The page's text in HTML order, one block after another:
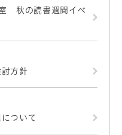
秋の読書週間イベ
方針
ついて